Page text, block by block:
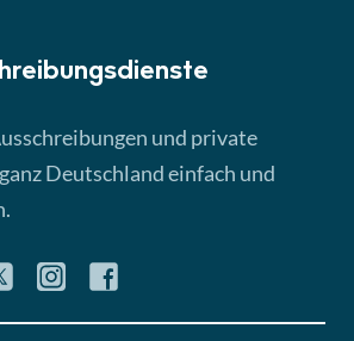
Lektion 3
► 4:31 Min
Quiz
und private
Deutschland einfach und